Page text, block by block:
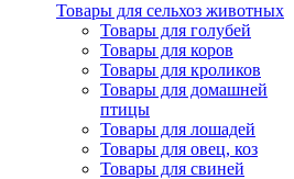
Товары для сельхоз животных
Товары для голубей
Товары для коров
Товары для кроликов
Товары для домашней
птицы
Товары для лошадей
Товары для овец, коз
Товары для свиней